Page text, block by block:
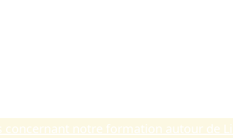
concernant notre formation autour de